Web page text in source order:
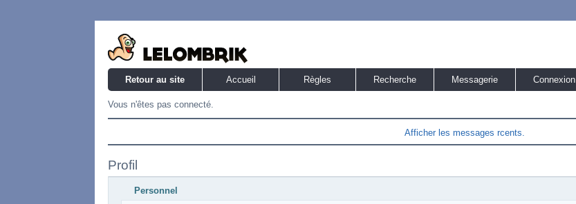
Retour au site Accueil Règles Recherche Messagerie Connexion
Vous n'êtes pas connecté.
Afficher les messages rcents.
Profil
Personnel